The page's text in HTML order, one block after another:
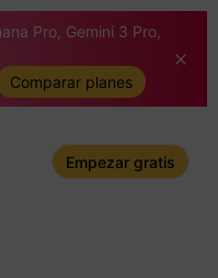
Pro, Gemini 3 Pro,
Comparar planes
Empezar gratis